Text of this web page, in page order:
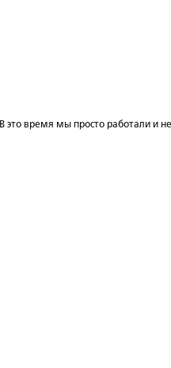
В это время мы просто работали и